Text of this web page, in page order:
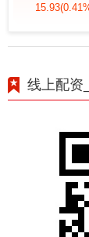
15.93
线上配资